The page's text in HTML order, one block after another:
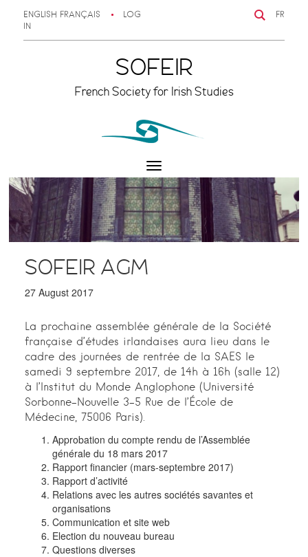
ENGLISH FRANÇAIS
LOG
IN
FR
SOFEIR
French Society for Irish Studies
Toggle
navigation
SOFEIR AGM
27 August 2017
La prochaine assemblée générale de la Société
française d’études irlandaises aura lieu dans le
cadre des journées de rentrée de la SAES le
samedi 9 septembre 2017, de 14h à 16h (salle 12)
à l’Institut du Monde Anglophone (Université
Sorbonne-Nouvelle 3-5 Rue de l’École de
Médecine, 75006 Paris).
Approbation du compte rendu de l’Assemblée
générale du 18 mars 2017
Rapport financier (mars-septembre 2017)
Rapport d’activité
Relations avec les autres sociétés savantes et
organisations
Communication et site web
Election du nouveau bureau
Questions diverses